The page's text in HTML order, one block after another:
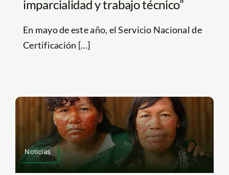
imparcialidad y trabajo técnico”
En mayo de este año, el Servicio Nacional de
Certificación [...]
Noticias